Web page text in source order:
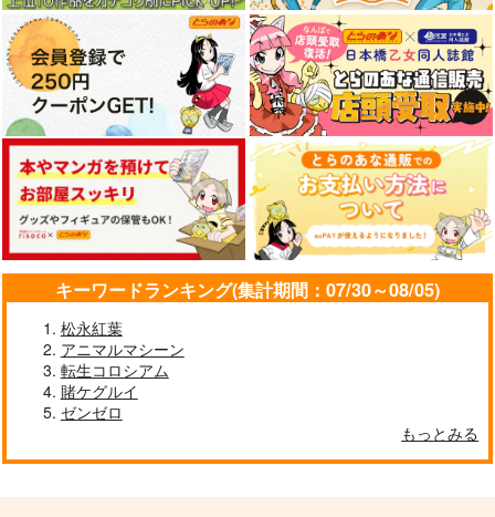
キーワードランキング(集計期間：07/30～08/05)
松永紅葉
アニマルマシーン
転生コロシアム
賭ケグルイ
ゼンゼロ
もっとみる